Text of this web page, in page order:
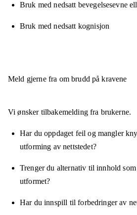
Bruk med nedsatt bevegelsesevne
Bruk med nedsatt kognisjon
Meld gjerne fra om brudd på kravene
Vi ønsker tilbakemelding fra brukerne.
Har du oppdaget feil og mangler
utforming av nettstedet?
Trenger du alternativ til innhold
utformet?
Har du innspill til forbedringer av